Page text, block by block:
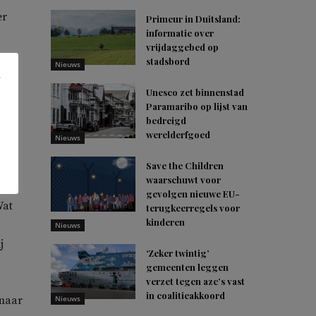
Nieuws
Primeur in Duitsland:
informatie over
vrijdaggebed op
stadsbord
Nieuws
Unesco zet binnenstad
Paramaribo op lijst van
bedreigd
werelderfgoed
Nieuws
Save the Children
waarschuwt voor
gevolgen nieuwe EU-
terugkeerregels voor
kinderen
Nieuws
‘Zeker twintig’
gemeenten leggen
verzet tegen azc’s vast
in coalitieakkoord